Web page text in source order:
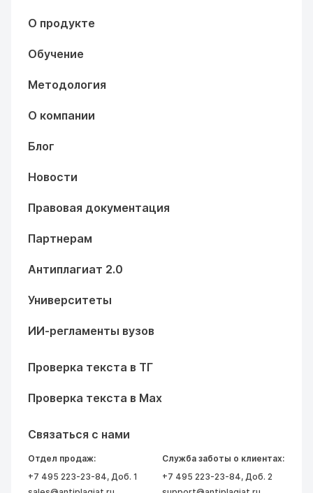
О продукте
Обучение
Методология
О компании
Блог
Новости
Правовая документация
Партнерам
Антиплагиат 2.0
Университеты
ИИ-регламенты вузов
Проверка текста в ТГ
Проверка текста в Max
Связаться с нами
Отдел продаж:
+7 495 223-23-84, Доб. 1
Служба заботы о клиентах:
+7 495 223-23-84, Доб. 2